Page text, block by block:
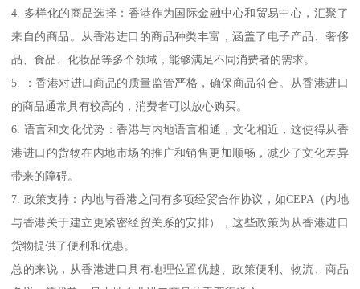
4. 多样化的商品选择：香港作为国际金融中心和贸易中心，汇聚了
来自的商品。从香港进口的商品种类丰富，涵盖了电子产品、奢侈
品、食品、化妆品等多个领域，能够满足不同消费者的需求。
5. ：香港对进口商品的质量监管严格，确保商品符合。从香港进口
的商品通常具有较高的，消费者可以放心购买。
6. 语言和文化优势：香港与内地语言相通，文化相近，这使得从香
港进口的货物在内地市场的推广和销售更加顺畅，减少了文化差异
带来的障碍。
7. 政策支持：内地与香港之间有多项经贸合作协议，如CEPA（内地
与香港关于建立更紧密经贸关系的安排），这些政策为从香港进口
货物提供了便利和优惠。
总的来说，从香港进口具有地理位置优越、政策便利、物流、商品